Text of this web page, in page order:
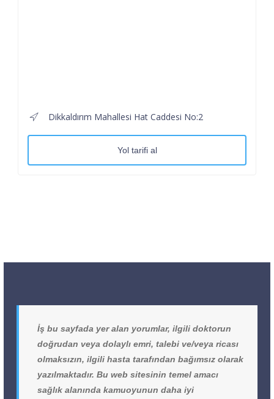
Dikkaldırım Mahallesi Hat Caddesi No:2
Yol tarifi al
İş bu sayfada yer alan yorumlar, ilgili doktorun
doğrudan veya dolaylı emri, talebi ve/veya ricası
olmaksızın, ilgili hasta tarafından bağımsız olarak
yazılmaktadır. Bu web sitesinin temel amacı
sağlık alanında kamuoyunun daha iyi